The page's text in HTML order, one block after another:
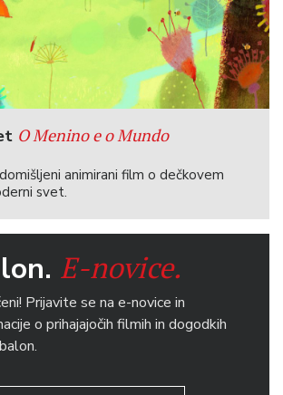
O Menino e o Mundo
animirani film o dečkovem
svet.
E-novice.
Prijavite se na e-novice in
o prihajajočih filmih in dogodkih